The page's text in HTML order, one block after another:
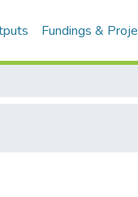
Fundings &